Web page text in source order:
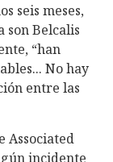
seis meses,
son Belcalis
“han
No hay
entre las
Associated
incidente